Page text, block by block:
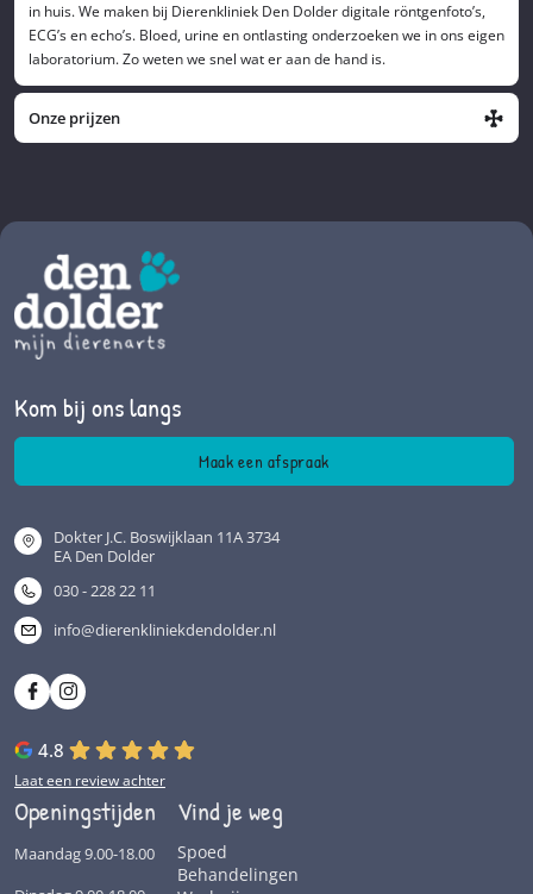
in huis. We maken bij Dierenkliniek Den Dolder digitale röntgenfoto’s,
ECG’s en echo’s. Bloed, urine en ontlasting onderzoeken we in ons eigen
laboratorium. Zo weten we snel wat er aan de hand is.
Onze prijzen
Kom bij ons langs
Maak een afspraak
Dokter J.C. Boswijklaan 11A 3734
EA Den Dolder
030 - 228 22 11
info@dierenkliniekdendolder.nl
4.8
Laat een review achter
Openingstijden
Maandag 9.00-18.00
Vind je weg
Spoed
Behandelingen